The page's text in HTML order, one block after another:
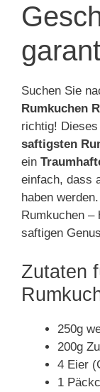
Suchen Sie
Rumkuchen
richtig!
saftigsten
ein
einfach, dass
haben
Rumkuchen –
saftigen
Zutaten
250g
200g
4 Eier
1